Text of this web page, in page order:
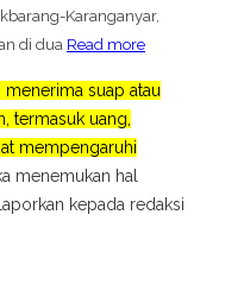
Karanganyar,
di dua Read more
suap atau
termasuk uang,
mempengaruhi
menemukan hal
kepada redaksi